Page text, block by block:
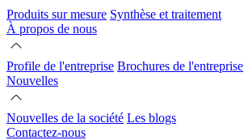
Produits sur mesure Synthèse et traitement
À propos de nous
Profile de l'entreprise Brochures de l'entreprise
Nouvelles
Nouvelles de la société Les blogs
Contactez-nous